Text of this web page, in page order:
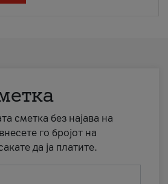
сметка без најава на
го бројот на
да ја платите.